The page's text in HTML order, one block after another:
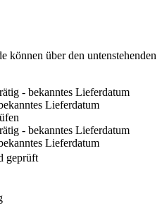
können über den untenstehenden
- bekanntes Lieferdatum
Lieferdatum
- bekanntes Lieferdatum
Lieferdatum
geprüft